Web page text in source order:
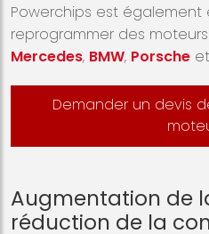
Powerchips est également
reprogrammer des moteurs
Mercedes, BMW, Porsche
Demander un devis
Augmentation de
réduction de la